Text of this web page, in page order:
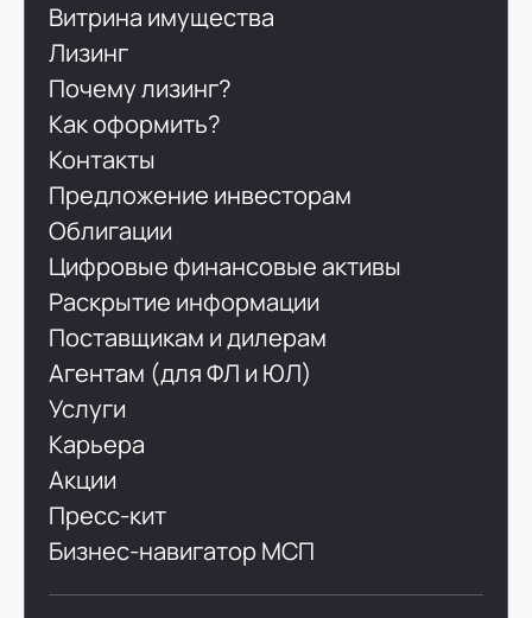
Витрина имущества
Лизинг
Почему лизинг?
Как оформить?
Контакты
Предложение инвесторам
Облигации
Цифровые финансовые активы
Раскрытие информации
Поставщикам и дилерам
Агентам (для ФЛ и ЮЛ)
Услуги
Карьера
Акции
Пресс-кит
Бизнес-навигатор МСП